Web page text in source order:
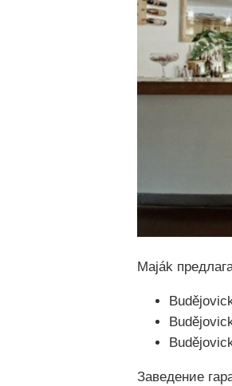
Maják
Заведение